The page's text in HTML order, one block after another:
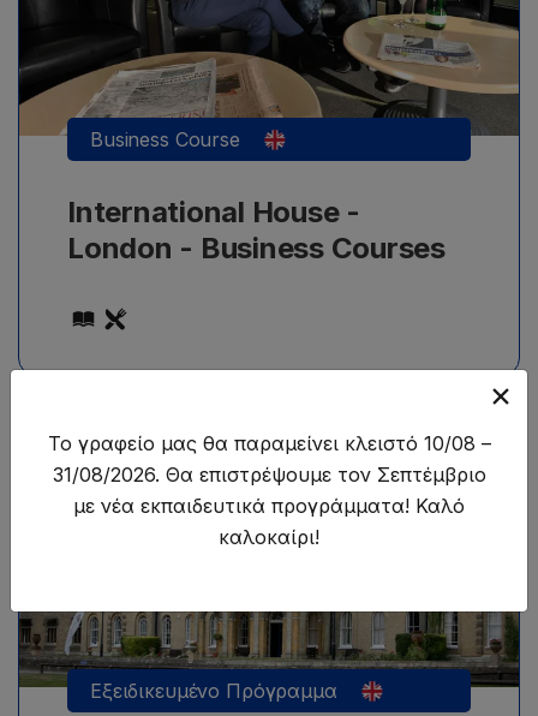
Business Course
International House -
London - Business Courses
διάρκεια μαθημάτων 1 εβδομάδα.
Εξειδικευμένο Πρόγραμμα
Το γραφείο μας θα παραμείνει κλειστό 10/08 –
31/08/2026. Θα επιστρέψουμε τον Σεπτέμβριο
με νέα εκπαιδευτικά προγράμματα! Καλό
καλοκαίρι!